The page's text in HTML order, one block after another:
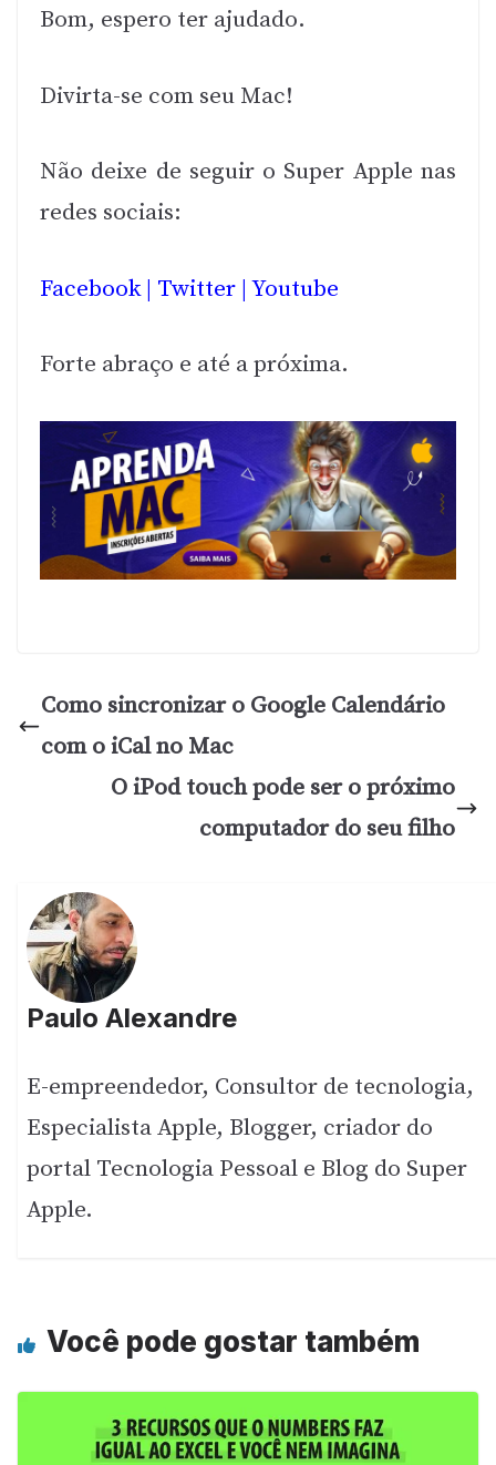
Bom, espero ter ajudado.
Divirta-se com seu Mac!
Não deixe de seguir o Super Apple nas
redes sociais:
Facebook| Twitter | Youtube
Forte abraço e até a próxima.
Como sincronizar o Google Calendário
com o iCal no Mac
O iPod touch pode ser o próximo
computador do seu filho
Paulo Alexandre
E-empreendedor, Consultor de tecnologia,
Especialista Apple, Blogger, criador do
portal Tecnologia Pessoal e Blog do Super
Apple.
Você pode gostar também